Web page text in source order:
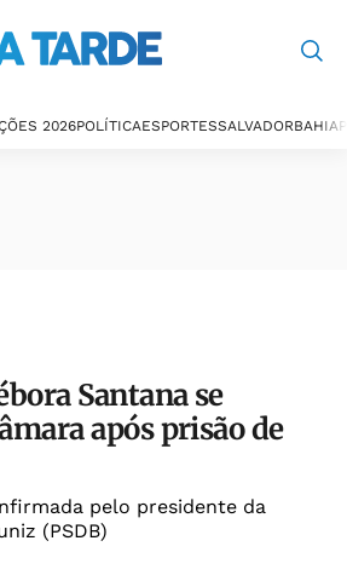
2026POLÍTICAESPORTESSALVADORBAHIA
Santana se
após prisão de
pelo presidente da
(PSDB)